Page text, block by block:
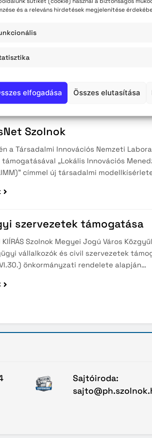
és a releváns hirdetések megjelenítése
elfogadása Összes elutasítása
útközben – pályázat, 2012.
az aktív idősödés és a
európai évében önéletíró pályázatot
betöltött, szolnoki személyek számára….
Szolnok
a Társadalmi Innovációs Nemzeti
„Lokális Innovációs
címmel új társadalmi
szervezetek támogatása
KIÍRÁS Szolnok Megyei Jogú Város
vállalkozók és civil szervezetek
önkormányzati rendelete alapján…
Sajtóiroda: